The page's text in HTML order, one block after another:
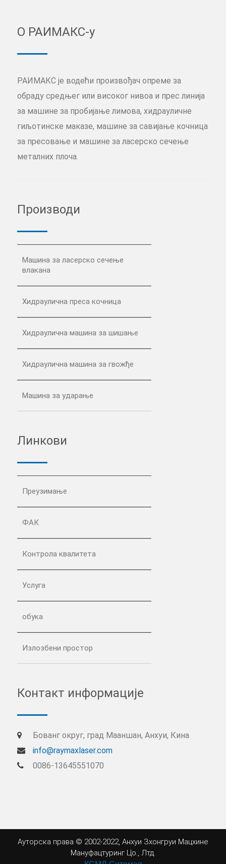
О РАИМАКС-у
РАИМАКС је водећи произвођач опреме за
обраду средњег или високог нивоа и прес линија
за машине за пробијање лимова, хидрауличне
гиљотинске маказе, машине за савијање кочница
за пресовање и машине за ласерско сечење
металних плоча.
Производи
Машина за ласерско сечење
влакана
Хидраулична преса кочница
Хидраулична машина за шишање
Хидраулична машина за гвожђе
Машина за ударање
Линкови
Преузимање
ФАК
Контрола квалитета
Услуга
обука
Излозбени простор
Контакт информације
Бованг округ, град Мааншан, Анхуи, Кина
info@raymaxlaser.com
0086-13645551070
Ауторска права © 2002-2022, Анхуи Зхонгруи Мацхине
Мануфацтуринг Цо., Лтд.